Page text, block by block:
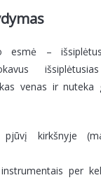
esmė –
venas ir nuteka
kirkšnyje
per